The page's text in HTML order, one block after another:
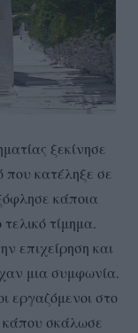
ξεκίνησε
που κατέληξε σε
κάποια
τίμημα.
επιχείρηση και
μια συμφωνία.
εργαζόμενοι στο
σκάλωσε